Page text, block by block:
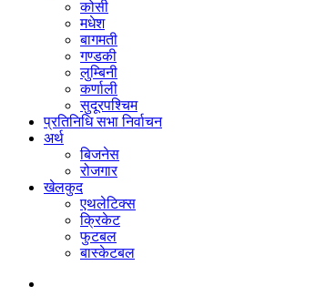
कोसी
मधेश
बागमती
गण्डकी
लुम्बिनी
कर्णाली
सुदूरपश्चिम
प्रतिनिधि सभा निर्वाचन
अर्थ
बिजनेस
रोजगार
खेलकुद
एथलेटिक्स
क्रिकेट
फुटबल
बास्केटबल